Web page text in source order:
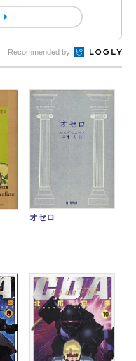
Recommended by
オセロ